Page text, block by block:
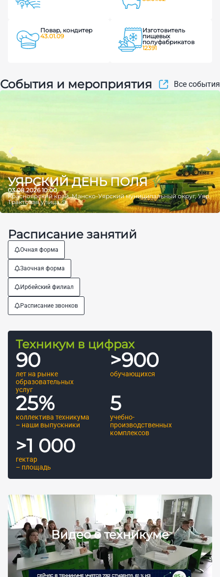
Повар, кондитер
43.01.09
Изготовитель
пищевых
полуфабрикатов
12391
События и мероприятия Все события
УЯРСКИЙ ДЕНЬ ПОЛЯ
03.08.2026 10:00
Красноярский край, Манско-Уярский муниципальный округ, Уяр,
Трактовая улица, 9
Расписание занятий
Очная форма
Заочная форма
Ирбейский филиал
Расписание звонков
Техникум в цифрах
лет на рынке
образовательных
услуг
90
обучающихся
>900
коллектива техникума
– наши выпускники
25%
учебно-
производственных
комплексов
5
гектар
– площадь
>1 000
Видео о техникуме